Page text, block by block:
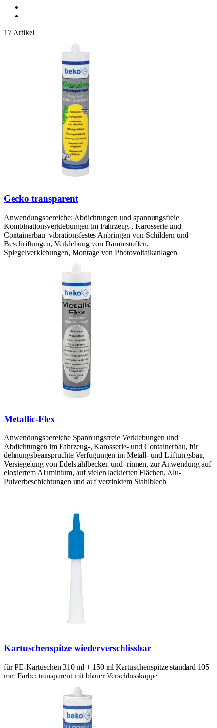
17 Artikel
Gecko transparent
Anwendungsbereiche: Abdichtungen und spannungsfreie
Kombinationsverklebungen im Fahrzeug-, Karosserie und
Containerbau, vibrationsfestes Anbringen von Schildern und
Beschriftungen, Verklebung von Dämmstoffen,
Spiegelverklebungen, Montage von Photovoltaikanlagen
Metallic-Flex
Anwendungsbereiche Spannungsfreie Verklebungen und
Abdichtungen im Fahrzeug-, Karosserie- und Containerbau, für
dehnungsbeanspruchte Verfugungen im Metall- und Lüftungsbau,
Versiegelung von Edelstahlbecken und -rinnen, zur Anwendung auf
eloxiertem Aluminium, auf vielen lackierten Flächen, Alu-
Pulverbeschichtungen und auf verzinktem Stahlblech
Kartuschenspitze wiederverschlissbar
für PE-Kartuschen 310 ml + 150 ml Kartuschenspitze standard 105
mm Farbe: transparent mit blauer Verschlusskappe